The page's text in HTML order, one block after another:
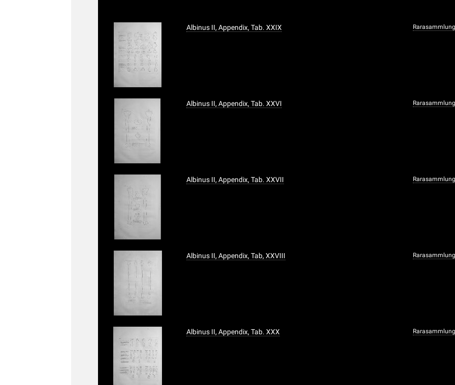
Albinus II, Appendix, Tab. XXIX Rarasammlung
Albinus II, Appendix, Tab. XXVI Rarasammlung
Albinus II, Appendix, Tab. XXVII Rarasammlung
Albinus II, Appendix, Tab, XXVIII Rarasammlung
Albinus II, Appendix, Tab. XXX Rarasammlung